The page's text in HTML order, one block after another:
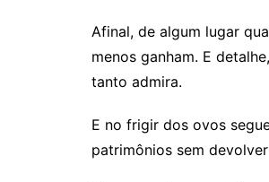
Afinal, de algum lugar
menos ganham. E
tanto admira.
E no frigir dos ovos
patrimônios sem